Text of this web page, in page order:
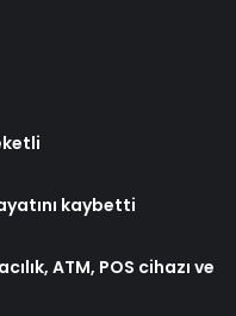
kaybetti
ATM, POS cihazı ve